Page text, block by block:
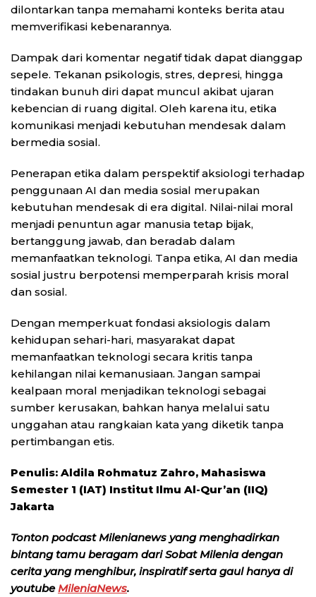
dilontarkan tanpa memahami konteks berita atau
memverifikasi kebenarannya.
Dampak dari komentar negatif tidak dapat dianggap
sepele. Tekanan psikologis, stres, depresi, hingga
tindakan bunuh diri dapat muncul akibat ujaran
kebencian di ruang digital. Oleh karena itu, etika
komunikasi menjadi kebutuhan mendesak dalam
bermedia sosial.
Penerapan etika dalam perspektif aksiologi terhadap
penggunaan AI dan media sosial merupakan
kebutuhan mendesak di era digital. Nilai-nilai moral
menjadi penuntun agar manusia tetap bijak,
bertanggung jawab, dan beradab dalam
memanfaatkan teknologi. Tanpa etika, AI dan media
sosial justru berpotensi memperparah krisis moral
dan sosial.
Dengan memperkuat fondasi aksiologis dalam
kehidupan sehari-hari, masyarakat dapat
memanfaatkan teknologi secara kritis tanpa
kehilangan nilai kemanusiaan. Jangan sampai
kealpaan moral menjadikan teknologi sebagai
sumber kerusakan, bahkan hanya melalui satu
unggahan atau rangkaian kata yang diketik tanpa
pertimbangan etis.
Penulis: Aldila Rohmatuz Zahro, Mahasiswa
Semester 1 (IAT) Institut Ilmu Al-Qur’an (IIQ)
Jakarta
Tonton podcast Milenianews yang menghadirkan
bintang tamu beragam dari Sobat Milenia dengan
cerita yang menghibur, inspiratif serta gaul hanya di
youtube MileniaNews.